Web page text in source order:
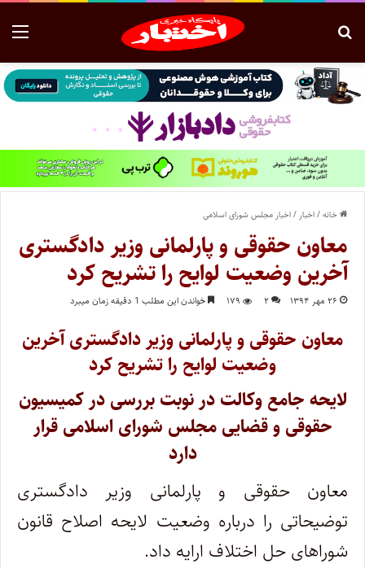
خانه/اخبار /اخبار مجلس شورای اسلامی
معاون حقوقی و پارلمانی وزیر دادگستری
آخرین وضعیت لوایح را تشریح کرد
۲۶ مهر ۱۳۹۴ ۲ ۱۷۹ خواندن این مطلب 1 دقیقه زمان میبرد
معاون حقوقی و پارلمانی وزیر دادگستری آخرین
وضعیت لوایح را تشریح کرد
لایحه جامع وکالت در نوبت بررسی در کمیسیون
حقوقی و قضایی مجلس شورای اسلامی قرار
دارد
معاون حقوقی و پارلمانی وزیر دادگستری
توضیحاتی را درباره وضعیت لایحه اصلاح قانون
شوراهای حل اختلاف ارایه داد.